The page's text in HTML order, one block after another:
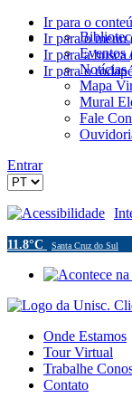
Ir para o
Ir para o menu
Ir para a busca
Ir para o
Eventos
Notícias
Mapa
Mural
Fale
Entrar
Acessibilidade
11.8°C Santa Cruz do Sul
Onde Estamos
Tour Virtual
Trabalhe
Contato